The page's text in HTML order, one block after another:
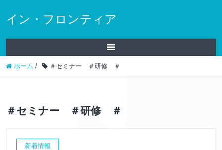
イン・フロンティア
ホーム / ＃セミナー ＃研修 ＃
＃セミナー ＃研修 ＃
新着情報